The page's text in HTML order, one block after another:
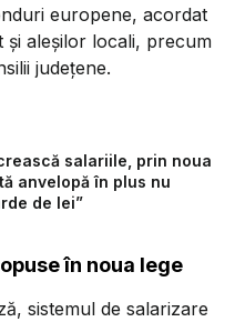
europene, acordat
aleșilor locali, precum
județene.
salariile, prin noua
anvelopă în plus nu
de lei”
în noua lege
sistemul de salarizare